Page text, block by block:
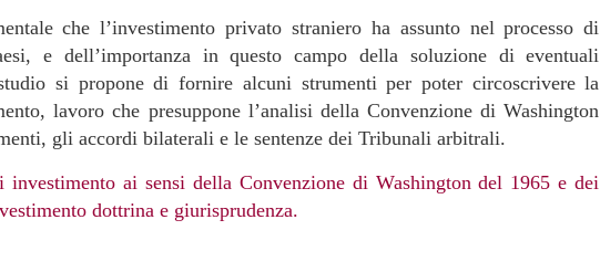
che l’investimento privato straniero ha assunto nel processo di
e dell’importanza in questo campo della soluzione di eventuali
si propone di fornire alcuni strumenti per poter circoscrivere la
lavoro che presuppone l’analisi della Convenzione di Washington
gli accordi bilaterali e le sentenze dei Tribunali arbitrali.
ai sensi della Convenzione di Washington del 1965 e dei
dottrina e giurisprudenza.